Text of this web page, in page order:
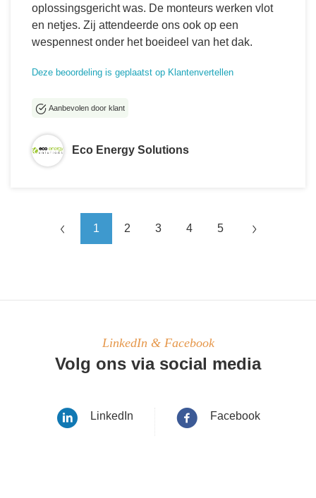
oplossingsgericht was. De monteurs werken vlot
en netjes. Zij attendeerde ons ook op een
wespennest onder het boeideel van het dak.
Deze beoordeling is geplaatst op Klantenvertellen
Eco Energy Solutions
Aanbevolen door klant
1 2 3 4 5
LinkedIn & Facebook
Volg ons via social media
LinkedIn Facebook